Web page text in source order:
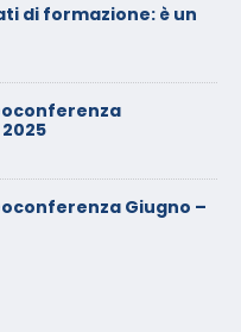
di formazione: è un
Giugno –